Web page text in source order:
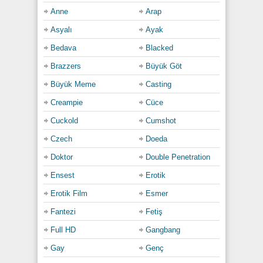
çözülüyor ve kız boyun hizasında başını arkaya
atıp yüksek sesle inlemeye başlıyor dışarı
taşırcasına; amcığının her tıkırtısında yüreği
çarpıyor deli gibi. Adam son kez güçlüce gömüyor
kopartan sertliğiyle; ardından boşalmasını
engelleyemiyor ve sıcak sıvısı kızın içine
fışkırıyor. Gerginlik parçalanmış; odada aralıksız
nefes alışverişleri yankılanırken geceye hükmeden
acı-tatlı zafer sessizce düşüyor üzerine…
Category:
Anne Arap
Asyalı Ayak
Bedava Blacked
Brazzers Büyük Göt
Büyük Meme Casting
Creampie Cüce
Cuckold Cumshot
Czech Doeda
Doktor Double Penetration
Ensest Erotik
Erotik Film Esmer
Fantezi Fetiş
Full HD Gangbang
Gay Genç